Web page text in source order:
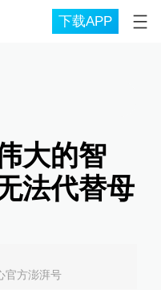
下载APP
大的智
法代替母
官方澎湃号